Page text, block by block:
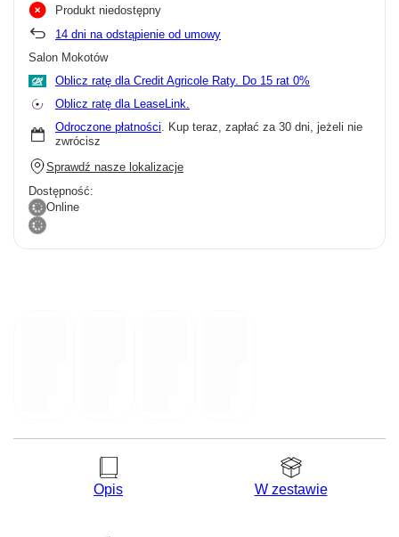
Produkt niedostępny
14 dni na odstąpienie od umowy
Salon Mokotów
Oblicz ratę dla Credit Agricole Raty.
Oblicz ratę dla LeaseLink.
Odroczone płatności. Kup teraz, zapłać za 30 dni, jeżeli nie
zwrócisz
Sprawdź nasze lokalizacje
Dostępność:
Online
Opis W zestawie